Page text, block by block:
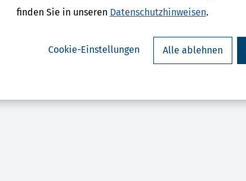
finden Sie in unseren Datenschutzhinweisen.
Cookie-Einstellungen Alle ablehnen
ab 34,95 €
Bewertung: